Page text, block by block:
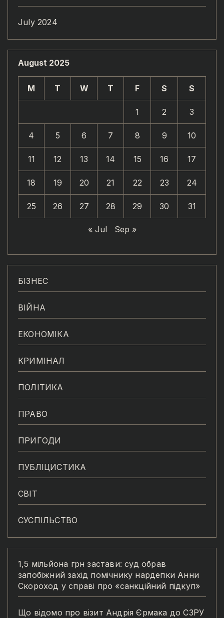
July 2024
August 2025
M T W T F S S
1 2 3
4 5 6 7 8 9 10
11 12 13 14 15 16 17
18 19 20 21 22 23 24
25 26 27 28 29 30 31
« Jul Sep »
БІЗНЕС
ВІЙНА
ЕКОНОМІКА
КРИМІНАЛ
ПОЛІТИКА
ПРАВО
ПРИГОДИ
ПУБЛІЦИСТИКА
СВІТ
СУСПІЛЬСТВО
1,5 мільйона грн застави: суд обрав
запобіжний захід помічнику нардепки Анни
Скороход у справі про «санкційний підкуп»
Що відомо про візит Андрія Єрмака до СЗРУ